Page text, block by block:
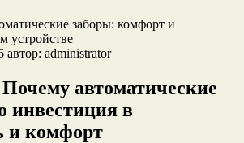
автор: administrator
автоматические
инвестиция в
и комфорт